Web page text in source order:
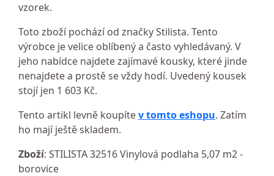
vzorek.
Toto zboží pochází od značky Stilista. Tento
výrobce je velice oblíbený a často vyhledávaný. V
jeho nabídce najdete zajímavé kousky, které jinde
nenajdete a prostě se vždy hodí. Uvedený kousek
stojí jen 1 603 Kč.
Tento artikl levně koupítev tomto eshopu. Zatím
ho mají ještě skladem.
Zboží: STILISTA 32516 Vinylová podlaha 5,07 m2 -
borovice